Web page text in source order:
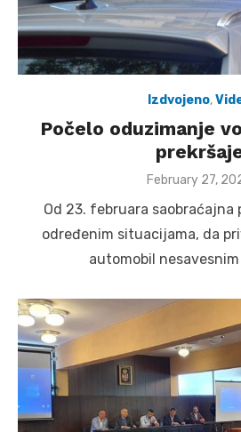
Izdvojeno,
Počelo oduzimanje
Posted
February 27,
Od 23. februara saobraćajna
određenim situacijama, da
automobil